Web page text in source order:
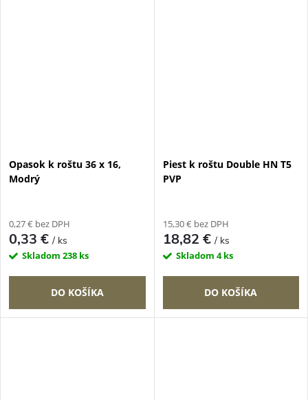
Opasok k roštu 36 x 16,
Modrý
0,27 € bez DPH
0,33 €/ ks
Skladom 238 ks
DO KOŠÍKA
Piest k roštu Double HN T5
PVP
15,30 € bez DPH
18,82 €/ ks
Skladom 4 ks
DO KOŠÍKA